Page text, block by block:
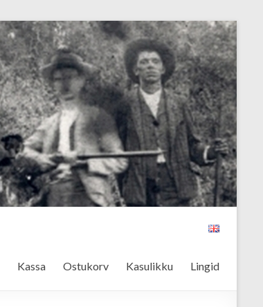
Kassa Ostukorv Kasulikku Lingid